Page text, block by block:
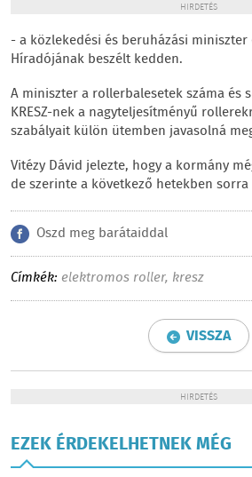
HIRDETÉS
- a közlekedési és beruházási miniszter
Híradójának beszélt kedden.
A miniszter a rollerbalesetek száma és
KRESZ-nek a nagyteljesítményű
szabályait külön ütemben javasolná
Vitézy Dávid jelezte, hogy a kormány
de szerinte a következő hetekben
Oszd meg barátaiddal
Címkék: elektromos roller, kresz
VISSZA
HIRDETÉS
EZEK ÉRDEKELHETNEK MÉG